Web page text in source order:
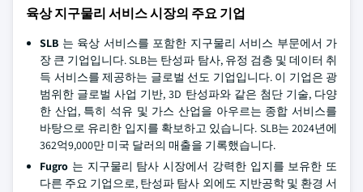
육상 지구물리 서비스 시장의 주요 기업
SLB 는 육상 서비스를 포함한 지구물리 서비스 부문에서 가
장 큰 기업입니다. SLB는 탄성파 탐사, 유정 검층 및 데이터 취
득 서비스를 제공하는 글로벌 선도 기업입니다. 이 기업은 광
범위한 글로벌 사업 기반, 3D 탄성파와 같은 첨단 기술, 다양
한 산업, 특히 석유 및 가스 산업을 아우르는 종합 서비스를
바탕으로 유리한 입지를 확보하고 있습니다. SLB는 2024년에
362억9,000만 미국 달러의 매출을 기록했습니다.
Fugro 는 지구물리 탐사 시장에서 강력한 입지를 보유한 또
다른 주요 기업으로, 탄성파 탐사 외에도 지반공학 및 환경 서